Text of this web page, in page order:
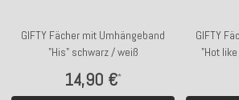
GIFTY Fächer mit Umhängeband
"His" schwarz / weiß
14,90 €*
GIFTY
"Hot